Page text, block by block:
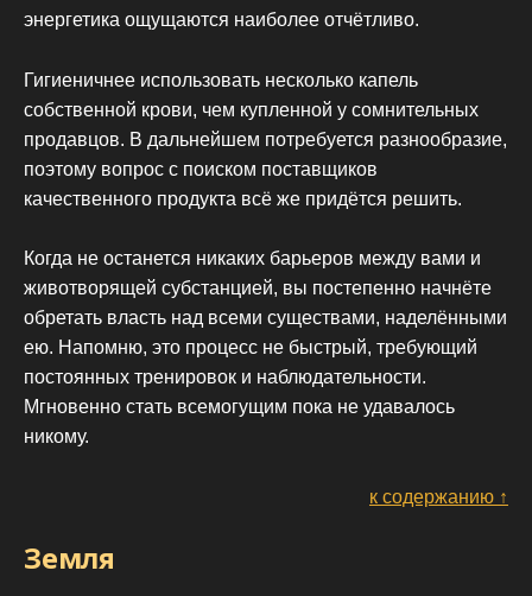
энергетика ощущаются наиболее отчётливо.
Гигиеничнее использовать несколько капель
собственной крови, чем купленной у сомнительных
продавцов. В дальнейшем потребуется разнообразие,
поэтому вопрос с поиском поставщиков
качественного продукта всё же придётся решить.
Когда не останется никаких барьеров между вами и
животворящей субстанцией, вы постепенно начнёте
обретать власть над всеми существами, наделёнными
ею. Напомню, это процесс не быстрый, требующий
постоянных тренировок и наблюдательности.
Мгновенно стать всемогущим пока не удавалось
никому.
к содержанию ↑
Земля